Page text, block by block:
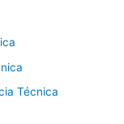
Técnica